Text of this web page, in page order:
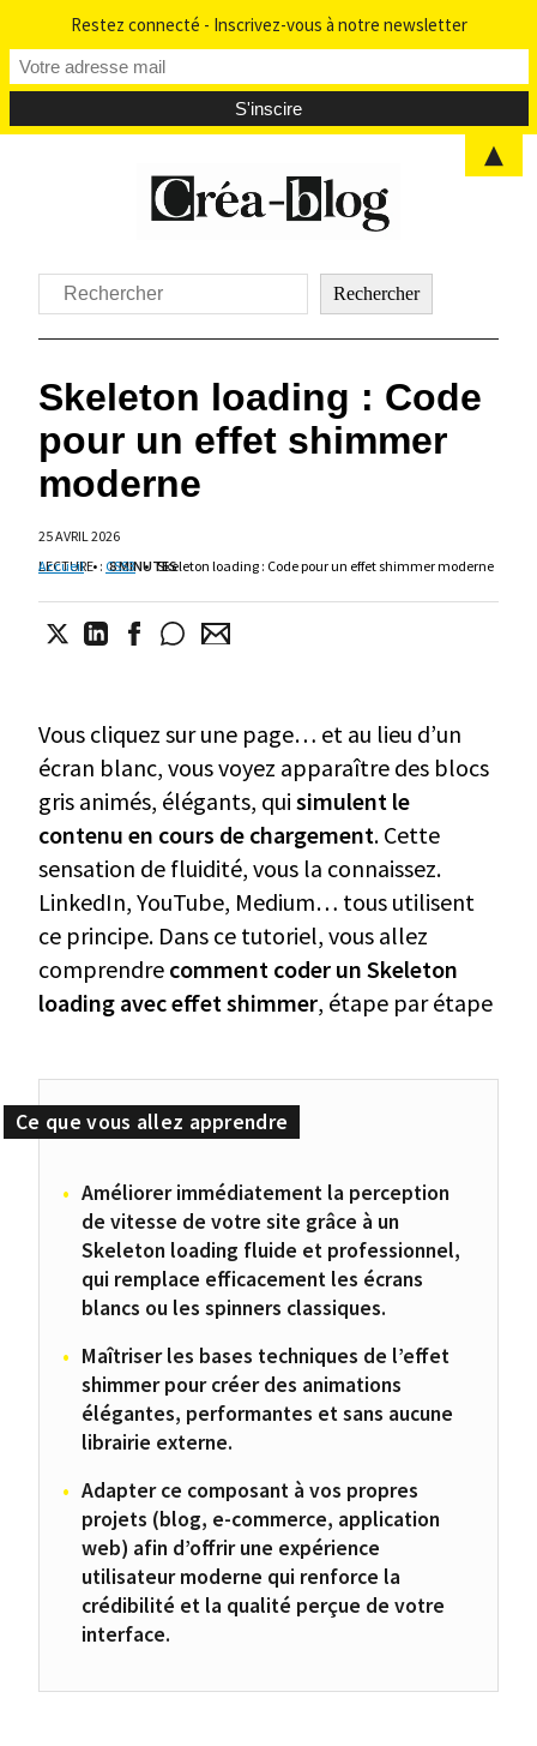
Rechercher Rechercher
Skeleton loading : Code
pour un effet shimmer
moderne
25 AVRIL 2026
LECTURE : 8 MINUTES
Accueil • CSS3 • Skeleton loading : Code pour un effet shimmer moderne
Vous cliquez sur une page… et au lieu d’un
écran blanc, vous voyez apparaître des blocs
gris animés, élégants, qui simulent le
contenu en cours de chargement. Cette
sensation de fluidité, vous la connaissez.
LinkedIn, YouTube, Medium… tous utilisent
ce principe. Dans ce tutoriel, vous allez
comprendre comment coder un Skeleton
loading avec effet shimmer, étape par étape
Améliorer immédiatement la perception
de vitesse de votre site grâce à un
Skeleton loading fluide et professionnel,
qui remplace efficacement les écrans
blancs ou les spinners classiques.
Maîtriser les bases techniques de l’effet
shimmer pour créer des animations
élégantes, performantes et sans aucune
librairie externe.
Adapter ce composant à vos propres
projets (blog, e-commerce, application
web) afin d’offrir une expérience
utilisateur moderne qui renforce la
crédibilité et la qualité perçue de votre
interface.
Restez connecté - Inscrivez-vous à notre newsletter
▲